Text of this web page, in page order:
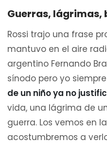
Guerras, lágrimas,
Rossi trajo una frase
mantuvo en el aire
argentino Fernando
sínodo pero yo
de un niño ya no
vida, una lágrima de
guerra. Los vemos en
acostumbremos a